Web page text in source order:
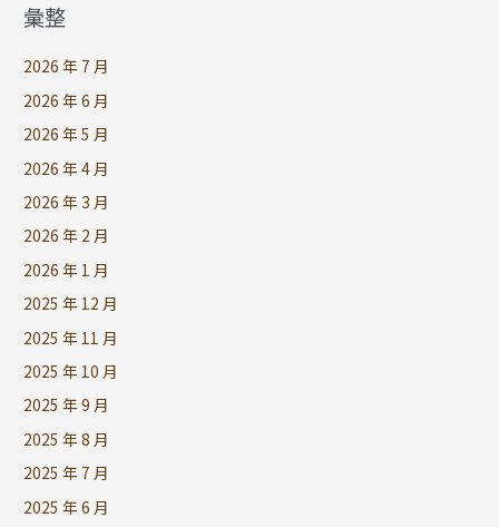
彙整
2026 年 7 月
2026 年 6 月
2026 年 5 月
2026 年 4 月
2026 年 3 月
2026 年 2 月
2026 年 1 月
2025 年 12 月
2025 年 11 月
2025 年 10 月
2025 年 9 月
2025 年 8 月
2025 年 7 月
2025 年 6 月